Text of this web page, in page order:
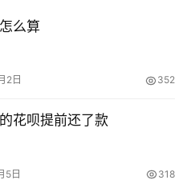
么算
2日 352
花呗提前还了款
5日 318